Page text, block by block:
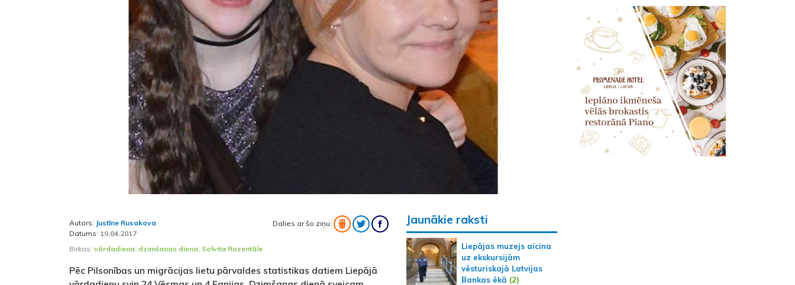
Autors: Justīne Rusakova
Datums: 19.04.2017
Dalies ar šo ziņu:
Birkas: vārdadiena, dzimšanas diena, Solvita Rozentāle
Pēc Pilsonības un migrācijas lietu pārvaldes statistikas datiem Liepājā
Jaunākie raksti
Liepājas muzejs aicina
uz ekskursijām
vēsturiskajā Latvijas
Bankas ēkā (2)